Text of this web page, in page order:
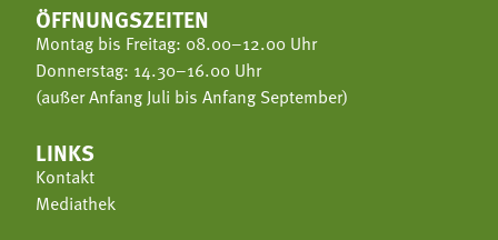
ÖFFNUNGSZEITEN
Montag bis Freitag: 08.00–12.00 Uhr
Donnerstag: 14.30–16.00 Uhr
(außer Anfang Juli bis Anfang September)
LINKS
Kontakt
Mediathek